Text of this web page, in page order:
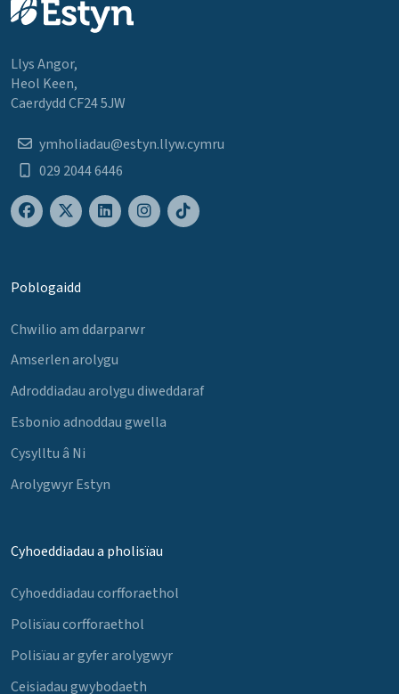
Llys Angor,
Heol Keen,
Caerdydd CF24 5JW
ymholiadau@estyn.llyw.cymru
029 2044 6446
Poblogaidd
Chwilio am ddarparwr
Amserlen arolygu
Adroddiadau arolygu diweddaraf
Esbonio adnoddau gwella
Cysylltu â Ni
Arolygwyr Estyn
Cyhoeddiadau a pholisïau
Cyhoeddiadau corfforaethol
Polisïau corfforaethol
Polisïau ar gyfer arolygwyr
Ceisiadau gwybodaeth